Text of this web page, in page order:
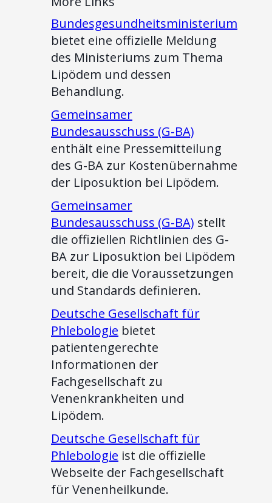
Bundesgesundheitsministerium
bietet eine offizielle Meldung
des Ministeriums zum Thema
Lipödem und dessen
Behandlung.
Gemeinsamer
Bundesausschuss (G-BA)
enthält eine Pressemitteilung
des G-BA zur Kostenübernahme
der Liposuktion bei Lipödem.
Gemeinsamer
Bundesausschuss (G-BA) stellt
die offiziellen Richtlinien des G-
BA zur Liposuktion bei Lipödem
bereit, die die Voraussetzungen
und Standards definieren.
Deutsche Gesellschaft für
Phlebologie bietet
patientengerechte
Informationen der
Fachgesellschaft zu
Venenkrankheiten und
Lipödem.
Deutsche Gesellschaft für
Phlebologie ist die offizielle
Webseite der Fachgesellschaft
für Venenheilkunde.